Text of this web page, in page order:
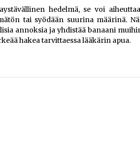
hedelmä, se voi
tai syödään suurina määrinä.
annoksia ja yhdistää banaani
hakea tarvittaessa lääkärin apua.